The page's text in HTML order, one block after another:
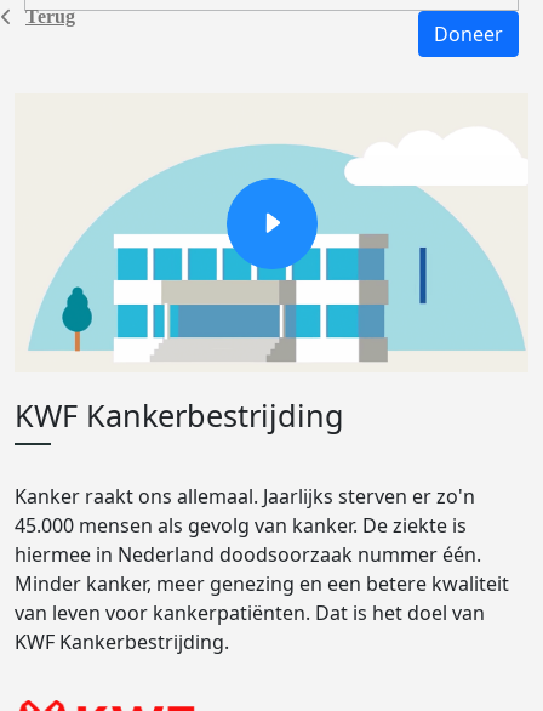
Terug
Doneer
KWF Kankerbestrijding
Kanker raakt ons allemaal. Jaarlijks sterven er zo'n
45.000 mensen als gevolg van kanker. De ziekte is
hiermee in Nederland doodsoorzaak nummer één.
Minder kanker, meer genezing en een betere kwaliteit
van leven voor kankerpatiënten. Dat is het doel van
KWF Kankerbestrijding.